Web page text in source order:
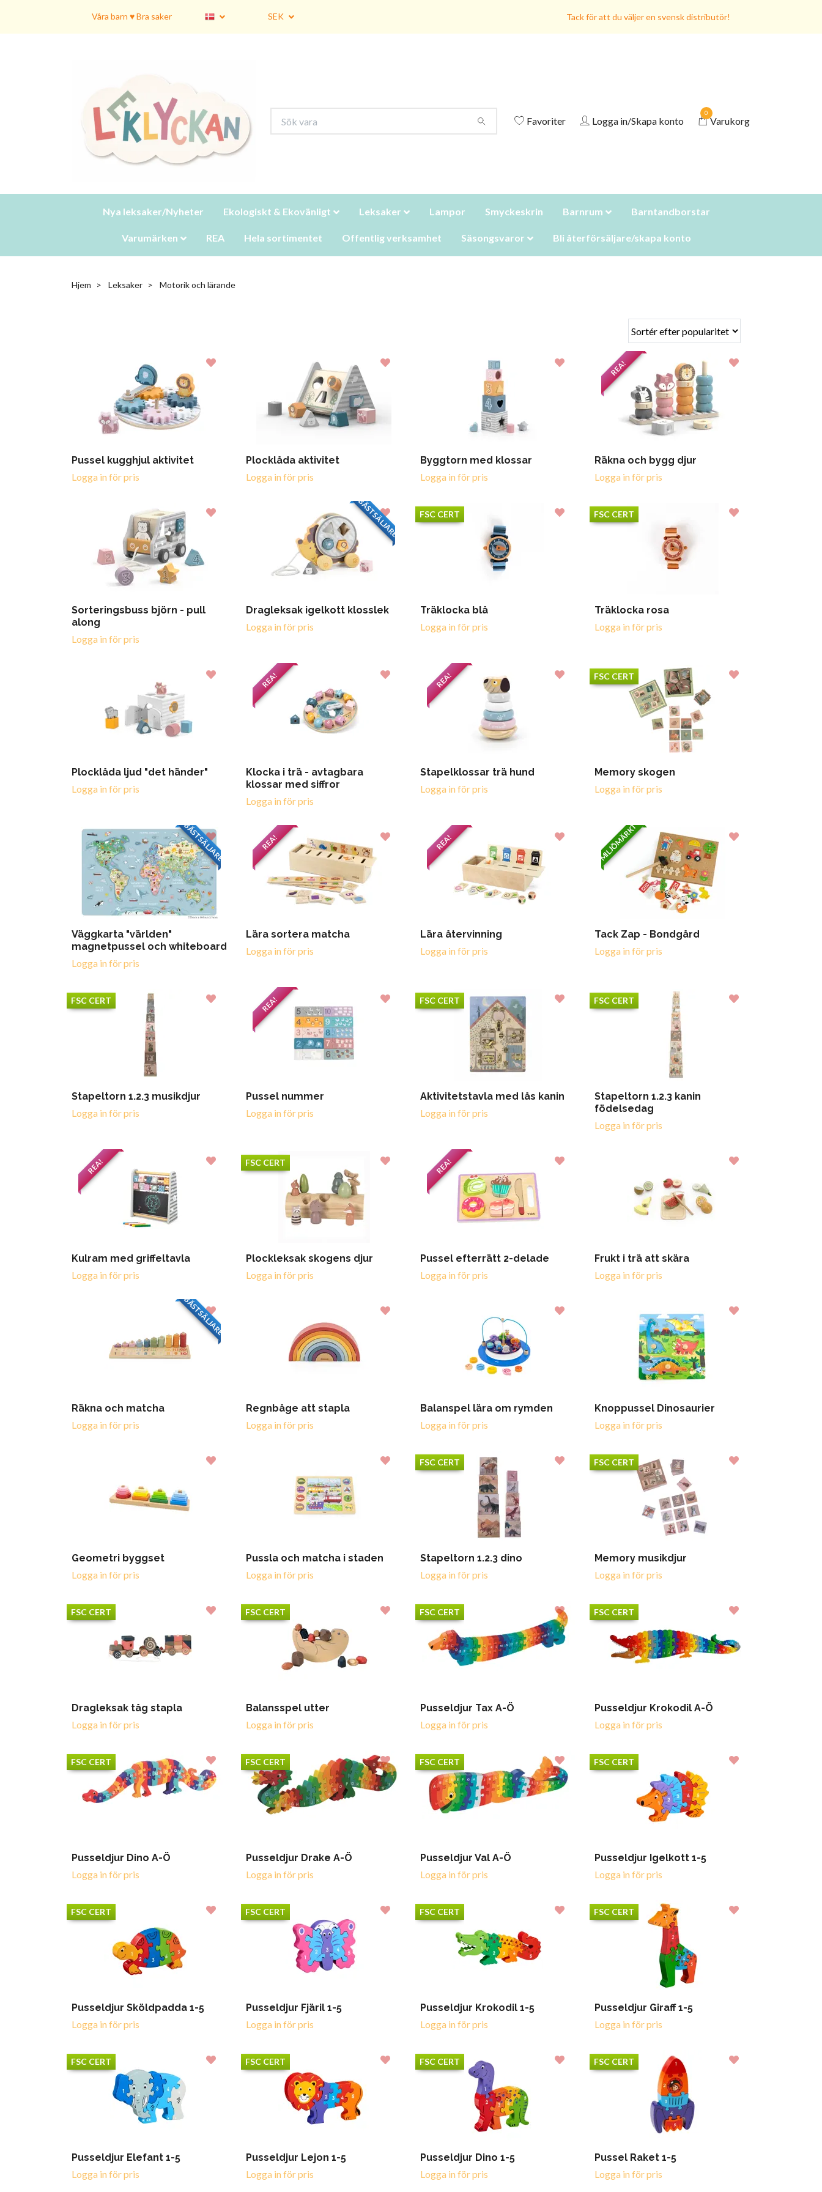
Våra barn ♥ Bra saker SEK Tack för att du väljer en svensk distributör!
Favoriter Logga in/Skapa konto
0
Varukorg
Nya leksaker/Nyheter Ekologiskt & Ekovänligt Leksaker Lampor Smyckeskrin Barnrum Barntandborstar
Varumärken REA Hela sortimentet Offentlig verksamhet Säsongsvaror Bli återförsäljare/skapa konto
Hjem Leksaker Motorik och lärande
Pussel kugghjul aktivitet
Logga in för pris
Plocklåda aktivitet
Logga in för pris
Byggtorn med klossar
Logga in för pris
REA!
Räkna och bygg djur
Logga in för pris
Sorteringsbuss björn - pull
along
Logga in för pris
BÄSTSÄLJARE
Dragleksak igelkott klosslek
Logga in för pris
FSC CERT
Träklocka blå
Logga in för pris
FSC CERT
Träklocka rosa
Logga in för pris
Plocklåda ljud "det händer"
Logga in för pris
REA!
Klocka i trä - avtagbara
klossar med siffror
Logga in för pris
REA!
Stapelklossar trä hund
Logga in för pris
FSC CERT
Memory skogen
Logga in för pris
BÄSTSÄLJARE
Väggkarta "världen"
magnetpussel och whiteboard
Logga in för pris
REA!
Lära sortera matcha
Logga in för pris
REA!
Lära återvinning
Logga in för pris
MILJÖMÄRKT
Tack Zap - Bondgård
Logga in för pris
FSC CERT
Stapeltorn 1.2.3 musikdjur
Logga in för pris
REA!
Pussel nummer
Logga in för pris
FSC CERT
Aktivitetstavla med lås kanin
Logga in för pris
FSC CERT
Stapeltorn 1.2.3 kanin
födelsedag
Logga in för pris
REA!
Kulram med griffeltavla
Logga in för pris
FSC CERT
Plockleksak skogens djur
Logga in för pris
REA!
Pussel efterrätt 2-delade
Logga in för pris
Frukt i trä att skära
Logga in för pris
BÄSTSÄLJARE
Räkna och matcha
Logga in för pris
Regnbåge att stapla
Logga in för pris
Balanspel lära om rymden
Logga in för pris
Knoppussel Dinosaurier
Logga in för pris
Geometri byggset
Logga in för pris
Pussla och matcha i staden
Logga in för pris
FSC CERT
Stapeltorn 1.2.3 dino
Logga in för pris
FSC CERT
Memory musikdjur
Logga in för pris
FSC CERT
Dragleksak tåg stapla
Logga in för pris
FSC CERT
Balansspel utter
Logga in för pris
FSC CERT
Pusseldjur Tax A-Ö
Logga in för pris
FSC CERT
Pusseldjur Krokodil A-Ö
Logga in för pris
FSC CERT
Pusseldjur Dino A-Ö
Logga in för pris
FSC CERT
Pusseldjur Drake A-Ö
Logga in för pris
FSC CERT
Pusseldjur Val A-Ö
Logga in för pris
FSC CERT
Pusseldjur Igelkott 1-5
Logga in för pris
FSC CERT
Pusseldjur Sköldpadda 1-5
Logga in för pris
FSC CERT
Pusseldjur Fjäril 1-5
Logga in för pris
FSC CERT
Pusseldjur Krokodil 1-5
Logga in för pris
FSC CERT
Pusseldjur Giraff 1-5
Logga in för pris
FSC CERT
Pusseldjur Elefant 1-5
Logga in för pris
FSC CERT
Pusseldjur Lejon 1-5
Logga in för pris
FSC CERT
Pusseldjur Dino 1-5
Logga in för pris
FSC CERT
Pussel Raket 1-5
Logga in för pris